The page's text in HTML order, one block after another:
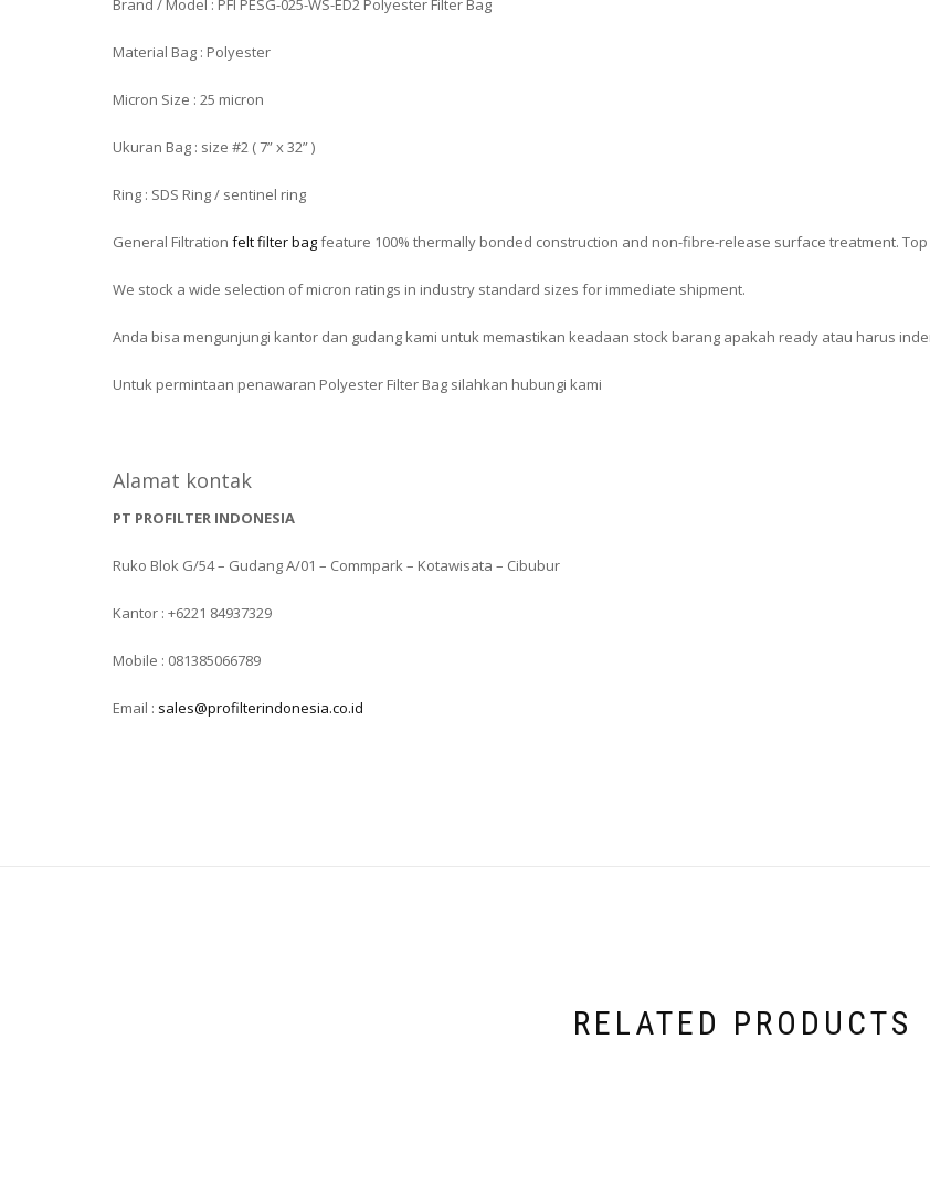
Brand / Model : PFI PESG-025-WS-ED2 Polyester Filter Bag
Material Bag : Polyester
Micron Size : 25 micron
Ukuran Bag : size #2 ( 7” x 32” )
Ring : SDS Ring / sentinel ring
General Filtration felt filter bagfeature 100% thermally bonded construction and non-fibre-release surface treatment.
We stock a wide selection of micron ratings in industry standard sizes for immediate shipment.
Anda bisa mengunjungi kantor dan gudang kami untuk memastikan keadaan stock barang apakah ready atau harus
Untuk permintaan penawaran Polyester Filter Bag silahkan hubungi kami
Alamat kontak
PT PROFILTER INDONESIA
Ruko Blok G/54 – Gudang A/01 – Commpark – Kotawisata – Cibubur
Kantor : +6221 84937329
Mobile : 081385066789
Email : sales@profilterindonesia.co.id
RELATED PRODUCTS